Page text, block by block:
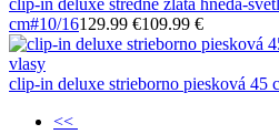
clip-in deluxe stredne zlatá hnedá-
cm#10/16129.99 €109.99 €
clip-in deluxe strieborno piesková 45
<<